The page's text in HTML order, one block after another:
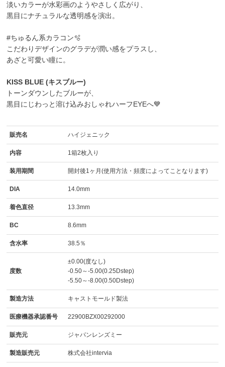
淡いカラーが水彩画のようやさしく広がり、
黒目にナチュラルな透明感を演出。
#ちゅるん系カラコン🫧
こだわりデザインのグラデが潤い感をプラスし、
あざと可愛い瞳に。
KISS BLUE (キスブルー)
トーンダウンしたブルーが、
黒目にじわっと溶け込みおしゃれハーフEYEへ💙
販売名 ハイジェニック
内容 1箱2枚入り
装用期間 開封後1ヶ月(使用方法・頻度によってことなります)
DIA 14.0mm
着色直径 13.3mm
BC 8.6mm
含水率 38.5％
度数
±0.00(度なし)
-0.50～-5.00(0.25Dstep)
-5.50～-8.00(0.50Dstep)
製造方法 キャストモールド製法
医療機器承認番号 22900BZX00292000
販売元 ジャパンレンズミー
製造販売元 株式会社intervia